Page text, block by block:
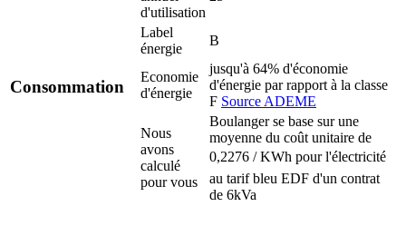
Consommation
d'utilisation
Label
énergie
B
Economie
d'énergie
jusqu'à 64% d'économie
d'énergie par rapport à la classe
F Source ADEME
Nous
avons
calculé
pour vous
Boulanger se base sur une
moyenne du coût unitaire de
0,2276 / KWh pour l'électricité
au tarif bleu EDF d'un contrat
de 6kVa